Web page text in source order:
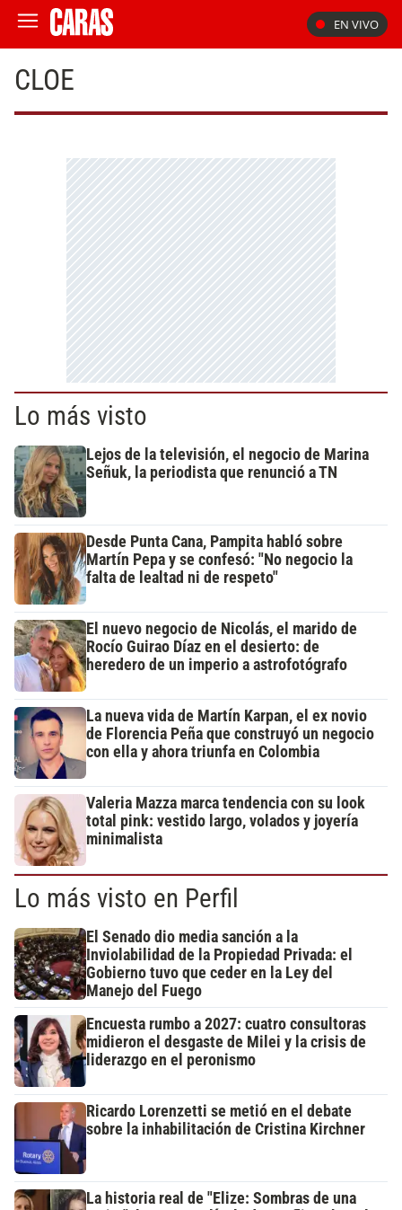
EN VIVO
CLOE
Lo más visto
Lejos de la televisión, el negocio de Marina
Señuk, la periodista que renunció a TN
Desde Punta Cana, Pampita habló sobre
Martín Pepa y se confesó: "No negocio la
falta de lealtad ni de respeto"
El nuevo negocio de Nicolás, el marido de
Rocío Guirao Díaz en el desierto: de
heredero de un imperio a astrofotógrafo
La nueva vida de Martín Karpan, el ex novio
de Florencia Peña que construyó un negocio
con ella y ahora triunfa en Colombia
Valeria Mazza marca tendencia con su look
total pink: vestido largo, volados y joyería
minimalista
Lo más visto en Perfil
El Senado dio media sanción a la
Inviolabilidad de la Propiedad Privada: el
Gobierno tuvo que ceder en la Ley del
Manejo del Fuego
Encuesta rumbo a 2027: cuatro consultoras
midieron el desgaste de Milei y la crisis de
liderazgo en el peronismo
Ricardo Lorenzetti se metió en el debate
sobre la inhabilitación de Cristina Kirchner
La historia real de "Elize: Sombras de una